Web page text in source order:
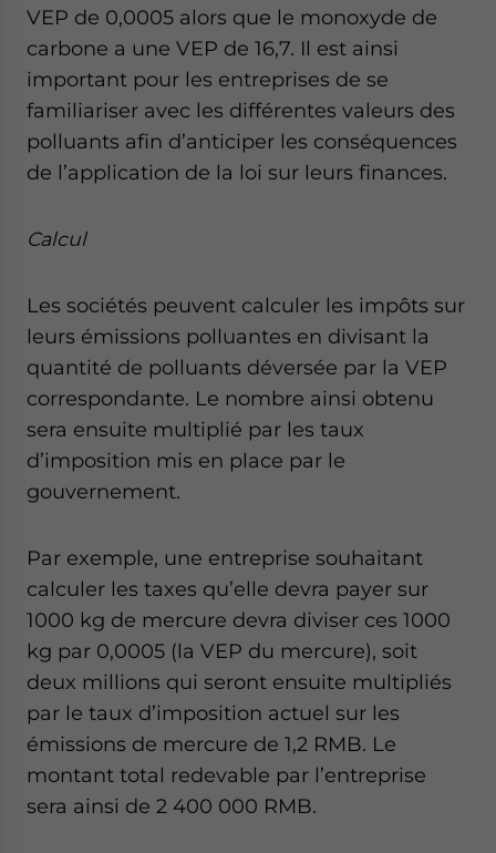
VEP de 0,0005 alors que le monoxyde de
carbone a une VEP de 16,7. Il est ainsi
important pour les entreprises de se
familiariser avec les différentes valeurs des
polluants afin d’anticiper les conséquences
de l’application de la loi sur leurs finances.
Calcul
Les sociétés peuvent calculer les impôts sur
leurs émissions polluantes en divisant la
quantité de polluants déversée par la VEP
correspondante. Le nombre ainsi obtenu
sera ensuite multiplié par les taux
d’imposition mis en place par le
gouvernement.
Par exemple, une entreprise souhaitant
calculer les taxes qu’elle devra payer sur
1000 kg de mercure devra diviser ces 1000
kg par 0,0005 (la VEP du mercure), soit
deux millions qui seront ensuite multipliés
par le taux d’imposition actuel sur les
émissions de mercure de 1,2 RMB. Le
montant total redevable par l’entreprise
sera ainsi de 2 400 000 RMB.